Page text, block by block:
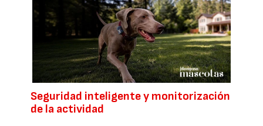
Seguridad inteligente y monitorización
de la actividad